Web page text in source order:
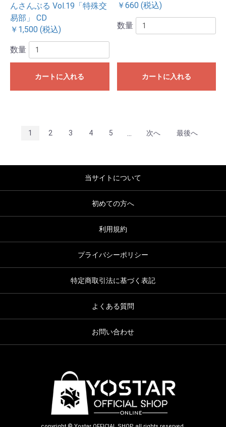
んさんぶる Vol.19「特殊交
易部」 CD
￥1,500 (税込)
数量
カートに入れる
￥660 (税込)
数量
カートに入れる
1 2 3 4 5 ... 次へ 最後へ
当サイトについて
初めての方へ
利用規約
プライバシーポリシー
特定商取引法に基づく表記
よくある質問
お問い合わせ